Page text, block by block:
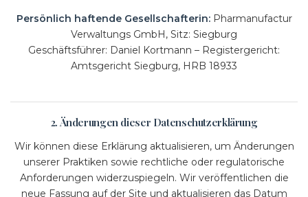
Persönlich haftende Gesellschafterin:Pharmanufactur
Verwaltungs GmbH, Sitz: Siegburg
Geschäftsführer: Daniel Kortmann – Registergericht:
Amtsgericht Siegburg, HRB 18933
2. Änderungen dieser Datenschutzerklärung
Wir können diese Erklärung aktualisieren, um Änderungen
unserer Praktiken sowie rechtliche oder regulatorische
Anforderungen widerzuspiegeln. Wir veröffentlichen die
neue Fassung auf der Site und aktualisieren das Datum